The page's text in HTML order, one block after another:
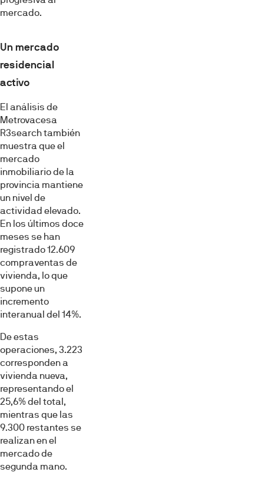
mercado.
Un mercado
residencial
activo
El análisis de
Metrovacesa
R3search también
muestra que el
mercado
inmobiliario de la
provincia mantiene
un nivel de
actividad elevado.
En los últimos doce
meses se han
registrado 12.609
compraventas de
vivienda, lo que
supone un
incremento
interanual del 14%.
De estas
operaciones, 3.223
corresponden a
vivienda nueva,
representando el
25,6% del total,
mientras que las
9.300 restantes se
realizan en el
mercado de
segunda mano.